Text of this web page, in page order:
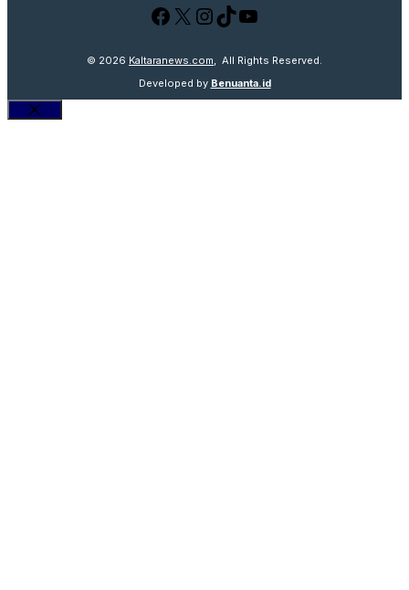
Facebook
X Instagram
TikTok
YouTube
© 2026 Kaltaranews.com , All Rights Reserved.
Developed by Benuanta.id
Close